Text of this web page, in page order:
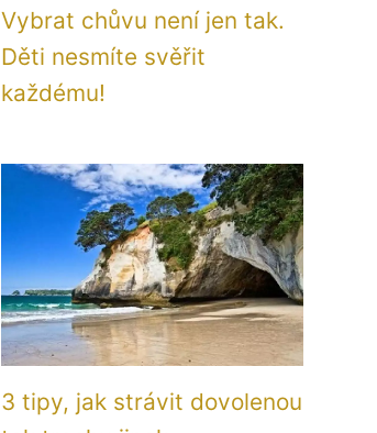
Vybrat chůvu není jen tak.
Děti nesmíte svěřit
každému!
3 tipy, jak strávit dovolenou